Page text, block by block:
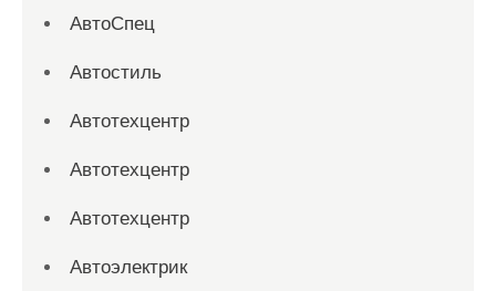
АвтоСпец
Автостиль
Автотехцентр
Автотехцентр
Автотехцентр
Автоэлектрик